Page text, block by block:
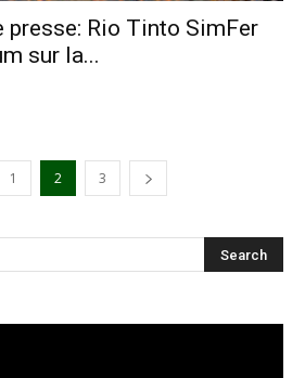
presse: Rio Tinto SimFer
sur la...
1 2 3